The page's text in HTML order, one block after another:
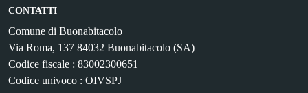
CONTATTI
Comune di Buonabitacolo
Via Roma, 137 84032 Buonabitacolo (SA)
Codice fiscale : 83002300651
Codice univoco : OIVSPJ